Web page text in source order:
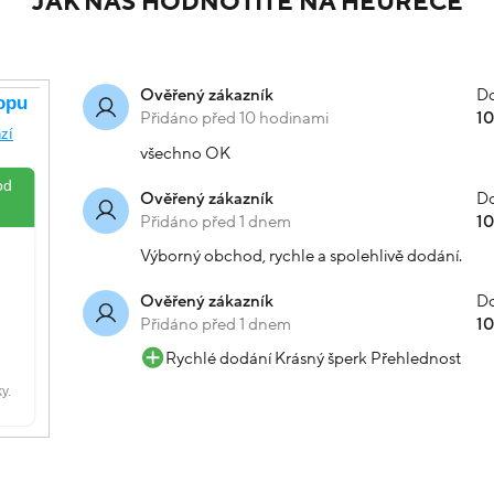
Ověřený zákazník
Přidáno před 10 hodinami
všechno OK
Ověřený zákazník
Přidáno před 1 dnem
Výborný obchod, rychle a spolehlivě dodání.
Ověřený zákazník
Přidáno před 1 dnem
Rychlé dodání Krásný šperk Přehlednost